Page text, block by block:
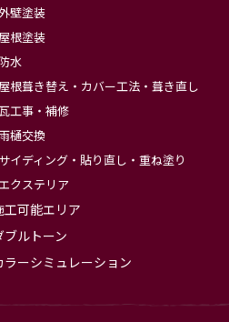
壁塗装
根塗装
水
根葺き替え・カバー工法・葺き直し
工事・補修
樋交換
イディング・貼り直し・重ね塗り
クステリア
工可能エリア
ブルトーン
ラーシミュレーション